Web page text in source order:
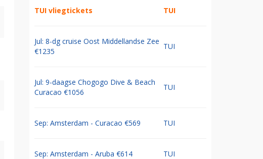
TUI vliegtickets TUI
Jul: 8-dg cruise Oost Middellandse Zee
€1235
TUI
Jul: 9-daagse Chogogo Dive & Beach
Curacao €1056
TUI
Sep: Amsterdam - Curacao €569 TUI
Sep: Amsterdam - Aruba €614 TUI